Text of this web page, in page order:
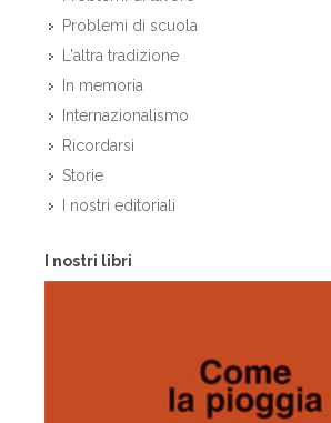
Problemi di scuola
L'altra tradizione
In memoria
Internazionalismo
Ricordarsi
Storie
I nostri editoriali
I nostri libri